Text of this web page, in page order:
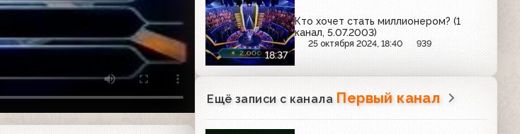
18:37
Кто хочет стать миллионером? (1
канал, 5.07.2003)
25 октября 2024, 18:40 939
Ещё записи с канала Первый канал